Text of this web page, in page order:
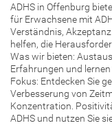
ADHS in Offenburg
für Erwachsene mit
Verständnis,
helfen, die
Was wir bieten:
Erfahrungen und
Fokus: Entdecken Sie
Verbesserung von
Konzentration.
ADHS und nutzen Sie